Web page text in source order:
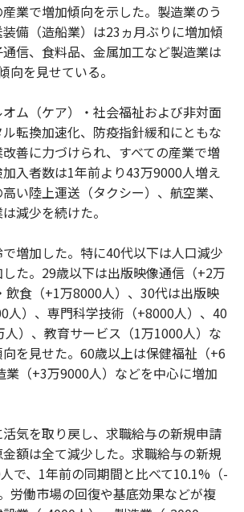
業で増加傾向を示した。製造業のう
備（造船業）は23ヵ月ぶりに増加傾
信、食料品、金属加工など製造業は
向を見せている。
ム（ケア）・社会福祉および非対面
転換加速化、防疫指針緩和にともな
善に力づけられ、すべての産業で増
入者数は1年前より43万9000人増え
い陸上運送（タクシー）、航空業、
減少を続けた。
増加した。特に40代以下は人口減少
た。29歳以下は出版映像通信（+2万
飲食（+1万8000人）、30代は出版映
人）、専門科学技術（+8000人）、40
）、教育サービス（1万1000人）な
を見せた。60歳以上は保健福祉（+6
業（+3万9000人）などを中心に増加
気を取り戻し、求職給与の新規申請
額は全て減少した。求職給与の新規
で、1年前の同期間と比べて10.1%（-
労働市場の回復や基底効果などが複